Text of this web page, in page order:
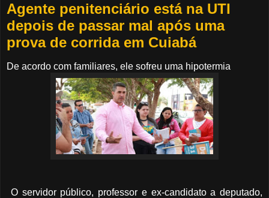
Agente penitenciário está na UTI
depois de passar mal após uma
prova de corrida em Cuiabá
De acordo com familiares, ele sofreu uma hipotermia
O servidor público, professor e ex-candidato a deputado,